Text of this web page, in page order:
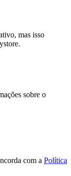
mas isso
sobre o
com a Política